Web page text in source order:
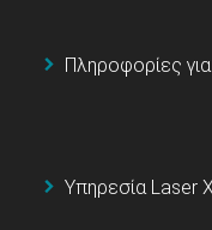
Πληροφορίες
Υπηρεσία Laser